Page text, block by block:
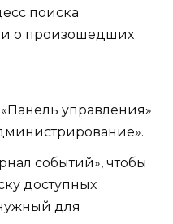
поиска
о произошедших
управления»
событий», чтобы
доступных
для